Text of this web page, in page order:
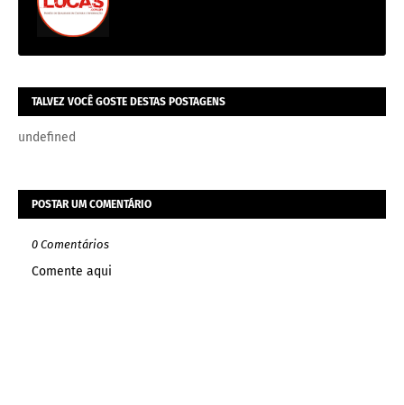
TALVEZ VOCÊ GOSTE DESTAS POSTAGENS
undefined
POSTAR UM COMENTÁRIO
0 Comentários
Comente aqui